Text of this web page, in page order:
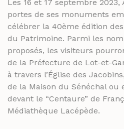
Les 16 et 17 septembre
portes de ses monuments
célébrer la 40ème édition
du Patrimoine. Parmi les
proposés, les visiteurs
de la Préfecture de Lot-et-
à travers l’Église des
de la Maison du Sénéchal ou
devant le “Centaure” de
Médiathèque Lacépède.